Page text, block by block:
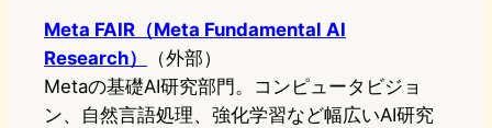
Meta FAIR（Meta Fundamental AI
Research）
（外部）
Metaの基礎AI研究部門。コンピュータビジョ
ン、自然言語処理、強化学習など幅広いAI研究